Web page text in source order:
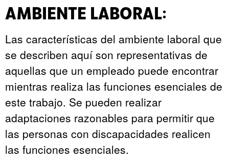
AMBIENTE LABORAL:
Las características del ambiente laboral que
se describen aquí son representativas de
aquellas que un empleado puede encontrar
mientras realiza las funciones esenciales de
este trabajo. Se pueden realizar
adaptaciones razonables para permitir que
las personas con discapacidades realicen
las funciones esenciales.